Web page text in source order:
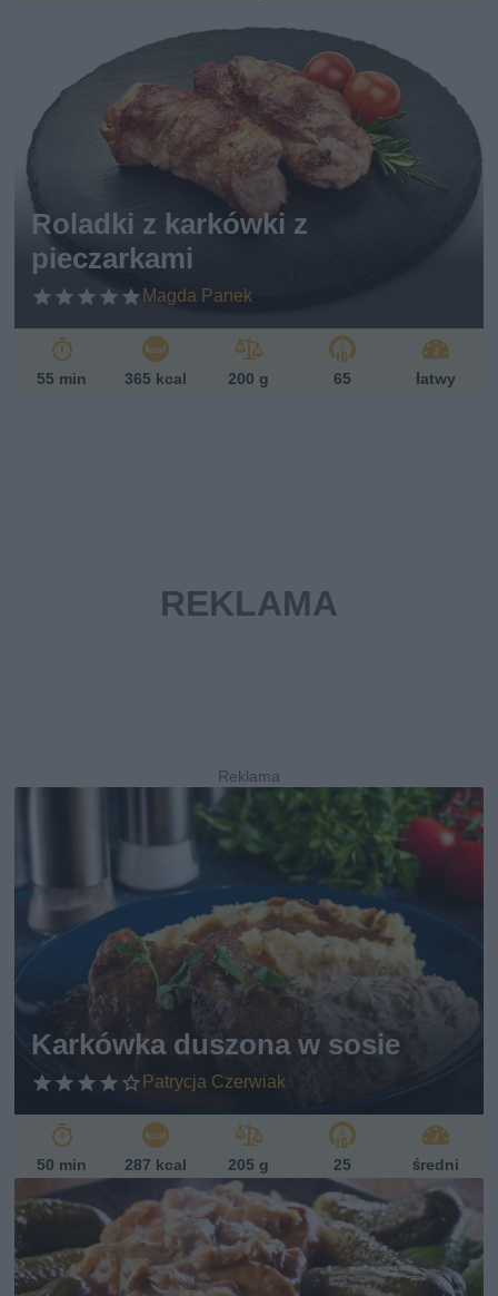
Roladki z karkówki z
pieczarkami
Magda Panek
55 min 365 kcal 200 g 65 łatwy
Karkówka duszona w sosie
Patrycja Czerwiak
50 min 287 kcal 205 g 25 średni